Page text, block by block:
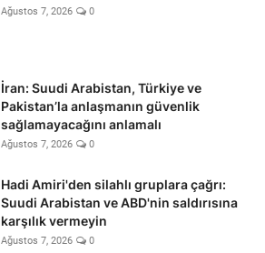
Ağustos 7, 2026 0
İran: Suudi Arabistan, Türkiye ve
Pakistan’la anlaşmanın güvenlik
sağlamayacağını anlamalı
Ağustos 7, 2026 0
Hadi Amiri'den silahlı gruplara çağrı:
Suudi Arabistan ve ABD'nin saldırısına
karşılık vermeyin
Ağustos 7, 2026 0